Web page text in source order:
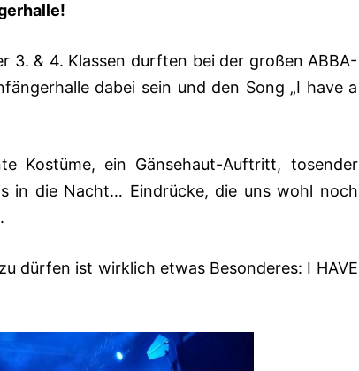
3. & 4. Klassen durften bei der großen ABBA-
dabei sein und den Song „I have a
Kostüme, ein Gänsehaut-Auftritt, tosender
in die Nacht… Eindrücke, die uns wohl noch
dürfen ist wirklich etwas Besonderes: I HAVE